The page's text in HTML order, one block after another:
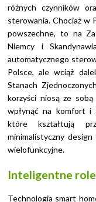
różnych czynników
sterowania. Chociaż w
powszechne, to na
Niemcy i
automatycznego
Polsce, ale wciąż
Stanach
korzyści niosą ze
wpłynąć na komfort i
które kształtują
minimalistyczny
wielofunkcyjne.
Inteligentne
Technologia smart